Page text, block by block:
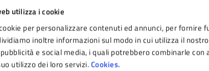
utilizza i cookie
per personalizzare contenuti ed annunci, per fornire
inoltre informazioni sul modo in cui utilizza il
e social media, i quali potrebbero combinarle
utilizzo dei loro servizi.Cookies.
Luogo